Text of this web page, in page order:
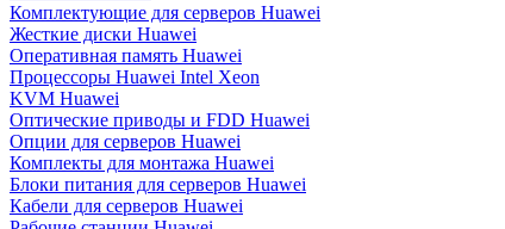
Комплектующие для серверов Huawei
Жесткие диски Huawei
Оперативная память Huawei
Процессоры Huawei Intel Xeon
KVM Huawei
Оптические приводы и FDD Huawei
Опции для серверов Huawei
Комплекты для монтажа Huawei
Блоки питания для серверов Huawei
Кабели для серверов Huawei